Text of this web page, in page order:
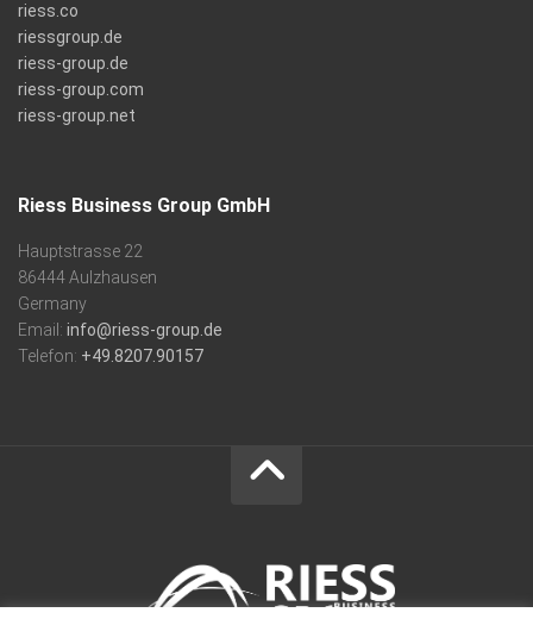
riess.co
riessgroup.de
riess-group.de
riess-group.com
riess-group.net
Riess Business Group GmbH
Hauptstrasse 22
86444 Aulzhausen
Germany
Email: info@riess-group.de
Telefon: +49.8207.90157